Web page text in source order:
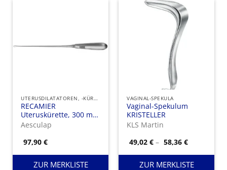
UTERUSDILATATOREN, -KÜRETTEN UND UTERUSSONDEN
RECAMIER
Uteruskürette, 300 mm
(11 3/4″), fest, spitz,
Fig. 00, Breite: 4,500
mm
Aesculap
97,90€
ZUR MERKLISTE
VAGINAL-SPEKULA
Vaginal-Spekulum
KRISTELLER
KLS Martin
49,02€ – 58,36€
49,02 €
bis
58,36 €
ZUR MERKLISTE